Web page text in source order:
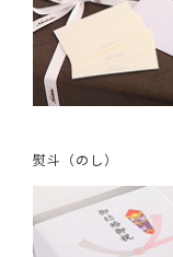
熨斗（のし）